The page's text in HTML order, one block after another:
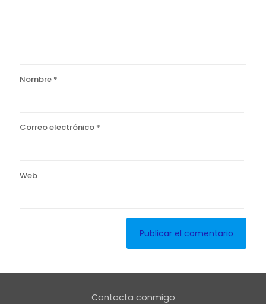
Nombre *
Correo electrónico *
Web
Contacta conmigo